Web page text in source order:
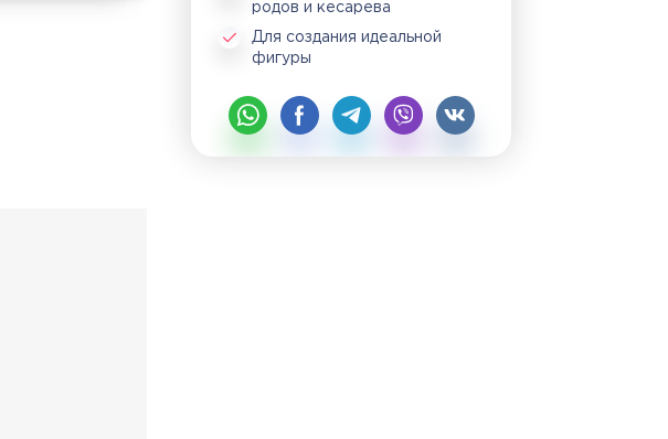
родов и кесарева
Для создания идеальной
фигуры